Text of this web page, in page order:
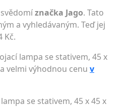
značka Jago. Tato
a vyhledávaným. Teď jej
Kč.
lampa se stativem, 45 x
velmi výhodnou cenu v
se stativem, 45 x 45 x